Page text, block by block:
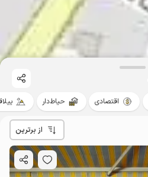
اقتصادی حیاط‌دار
از برترین